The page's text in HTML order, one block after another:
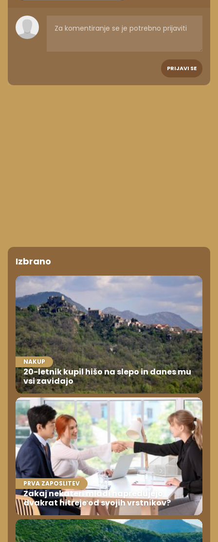
PRIJAVI SE
Izbrano
NAKUP
20-letnik kupil hišo na slepo in danes mu
vsi zavidajo
PRVA ZAPOSLITEV
Zakaj nekateri mladi napredujejo
dvakrat hitreje od svojih vrstnikov?